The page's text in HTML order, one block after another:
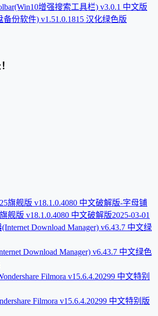
增强搜索工具栏) v3.0.1 中文版
备份软件) v1.51.0.1815 汉化绿色版
舰版 v18.1.0.4080 中文破解版2025-03-01
Download Manager) v6.43.7 中文绿色
Filmora v15.6.4.20299 中文特别版